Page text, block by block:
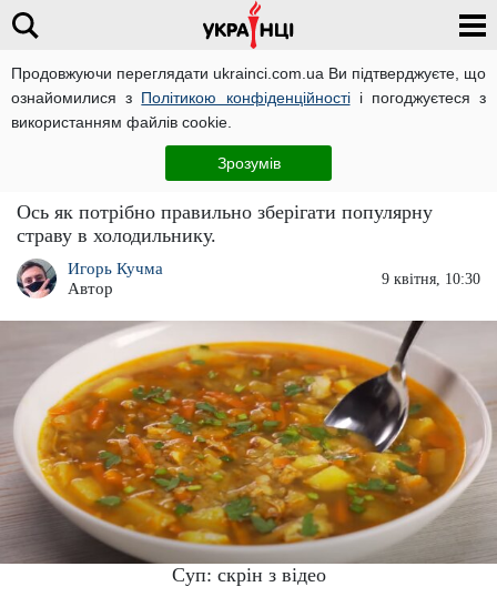
Продовжуючи переглядати ukrainci.com.ua Ви підтверджуєте, що
ознайомилися з Політикою конфіденційностіі погоджуєтеся з
використанням файлів cookie.
Зрозумів
Важливо
Не всі господині про це знають: як насправді
потрібно зберігати суп у холодильнику
Ось як потрібно правильно зберігати популярну
страву в холодильнику.
Игорь Кучма
Автор
9 квітня, 10:30
Суп: скрін з відео